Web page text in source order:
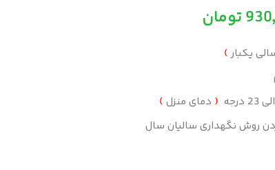
تومان
یکبار)
( دمای منزل )
روش نگهداری سالیان سال